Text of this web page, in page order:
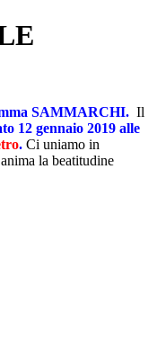
SAMMARCHI. Il
gennaio 2019 alle
. Ci uniamo in
la beatitudine